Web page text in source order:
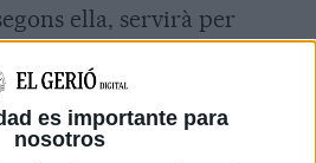
es importante para
nosotros
ella, servirà per
que vol poder decidir